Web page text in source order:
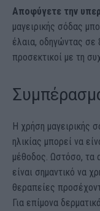
Αποφύγετε την
μαγειρικής σόδας
έλαια, οδηγώντας σε
προσεκτικοί με τη
Η χρήση μαγειρικής
ηλικίας μπορεί να
μέθοδος. Ωστόσο, τα
είναι σημαντικό να
θεραπείες
Για επίμονα